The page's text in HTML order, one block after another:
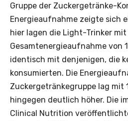
Gruppe der Zuckergetränke-
Energieaufnahme zeigte sich
hier lagen die Light-Trinker mit
Gesamtenergieaufnahme von
identisch mit denjenigen, die
konsumierten. Die
Zuckergetränkegruppe lag mit
hingegen deutlich höher. Die
Clinical Nutrition